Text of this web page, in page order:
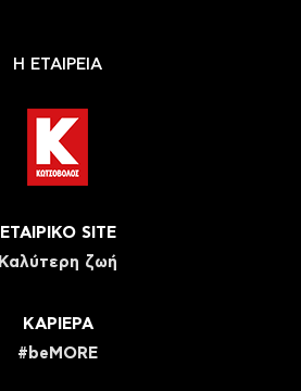
Η ΕΤΑΙΡΕΙΑ
ΕΤΑΙΡΙΚΟ SITE
Καλύτερη ζωή
ΚΑΡΙΕΡΑ
#beMORE